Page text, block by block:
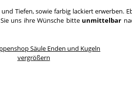
Tiefen, sowie farbig lackiert erwerben.
uns ihre Wünsche bitte unmittelbar
vergrößern